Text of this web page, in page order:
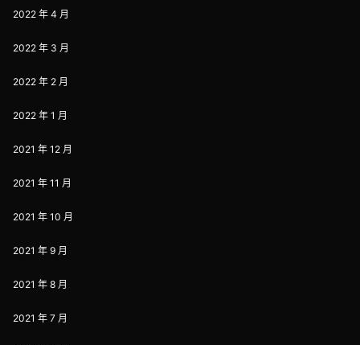
2022 年 4 月
2022 年 3 月
2022 年 2 月
2022 年 1 月
2021 年 12 月
2021 年 11 月
2021 年 10 月
2021 年 9 月
2021 年 8 月
2021 年 7 月